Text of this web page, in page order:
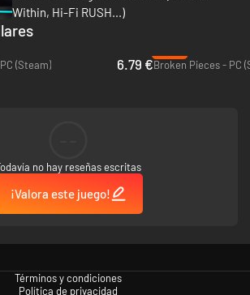
Within, Hi-Fi RUSH...)
(Steam)
6.79 €Broken Pieces - PC
no hay reseñas escritas
¡Valora este juego!
Términos y condiciones
Política de privacidad